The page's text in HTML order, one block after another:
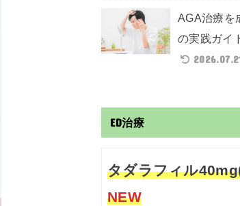
AGA治療を
の実践ガイ
ED治療
タダラフィル
NEW